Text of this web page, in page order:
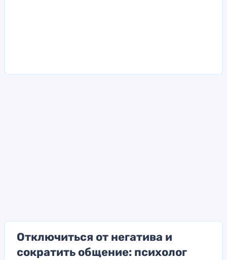
Отключиться от негатива и
сократить общение: психолог